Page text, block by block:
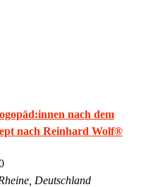
nach dem
nach Reinhard Wolf®
Deutschland